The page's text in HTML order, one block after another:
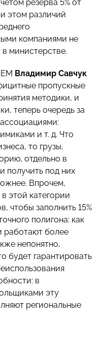
резерва 5% от
этом различий
компаниями не
министерстве.
Владимир Савчук
пропускные
методики, и
теперь очередь за
и т. д. Что
то грузы,
отдельно в
получить под них
Впрочем,
этой категории
чтобы заполнить 15%
полигона: как
работают более
непонятно,
будет гарантировать
в
эту
региональные